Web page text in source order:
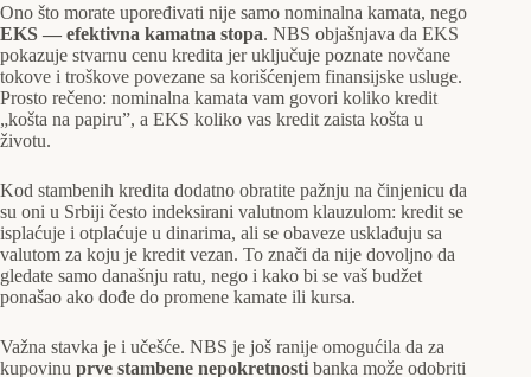
Ono što morate upoređivati nije samo nominalna kamata, nego
EKS — efektivna kamatna stopa. NBS objašnjava da EKS
pokazuje stvarnu cenu kredita jer uključuje poznate novčane
tokove i troškove povezane sa korišćenjem finansijske usluge.
Prosto rečeno: nominalna kamata vam govori koliko kredit
„košta na papiru”, a EKS koliko vas kredit zaista košta u
životu.
Kod stambenih kredita dodatno obratite pažnju na činjenicu da
su oni u Srbiji često indeksirani valutnom klauzulom: kredit se
isplaćuje i otplaćuje u dinarima, ali se obaveze usklađuju sa
valutom za koju je kredit vezan. To znači da nije dovoljno da
gledate samo današnju ratu, nego i kako bi se vaš budžet
ponašao ako dođe do promene kamate ili kursa.
Važna stavka je i učešće. NBS je još ranije omogućila da za
kupovinu prve stambene nepokretnosti banka može odobriti